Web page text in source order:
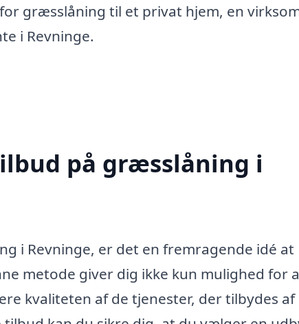
græsslåning til et privat hjem, en
i Revninge.
på græsslåning i
i Revninge, er det en fremragende idé at
metode giver dig ikke kun mulighed for
kvaliteten af de tjenester, der tilbydes af